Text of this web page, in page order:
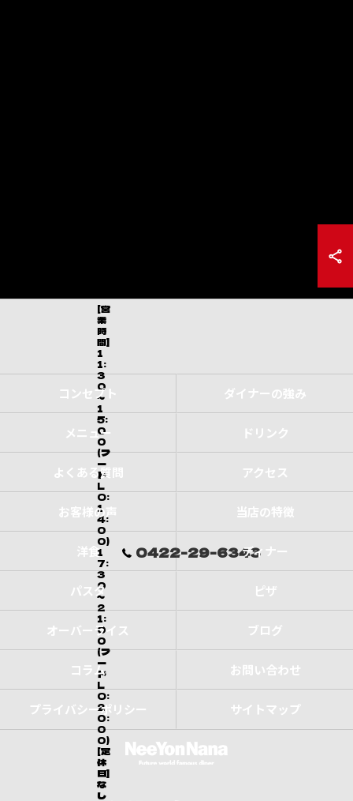
0422-29-6343
[営
業
時
間]
1
1:
3
0
～
1
5:
0
0
(フ
ー
ド
L
O:
1
4:
0
0)
1
7:
3
0
～
2
1:
0
0
(フ
ー
ド
L
O:
2
0:
0
0)
[定
休
日]
な
し
コンセプト ダイナーの強み
メニュー ドリンク
よくある質問 アクセス
お客様の声 当店の特徴
洋食 ディナー
パスタ ピザ
オーバーライス ブログ
コラム お問い合わせ
プライバシーポリシー サイトマップ